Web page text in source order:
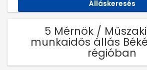
5 Mérnök /
munkaidős állás
régióban